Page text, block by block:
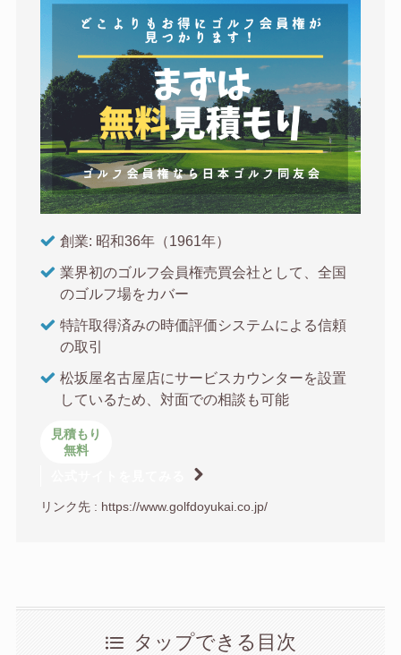
創業: 昭和36年（1961年）
業界初のゴルフ会員権売買会社として、全国
のゴルフ場をカバー
特許取得済みの時価評価システムによる信頼
の取引
松坂屋名古屋店にサービスカウンターを設置
しているため、対面での相談も可能
見積もり
無料
リンク先 : https://www.golfdoyukai.co.jp/
タップできる目次